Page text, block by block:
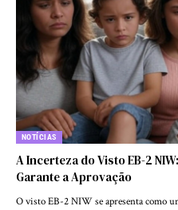
NOTÍCIAS
A Incerteza do Visto EB-2
Garante a Aprovação
O visto EB-2 NIW se apresenta como